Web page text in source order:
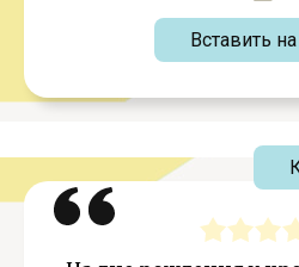
Вставить